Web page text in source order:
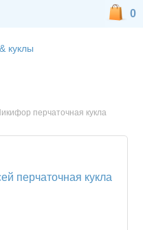
перчаточная кукла
перчаточная кукла
0